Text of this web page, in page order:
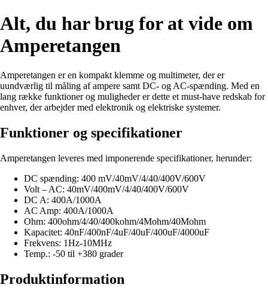
Alt, du har brug for at vide om
Amperetangen
Amperetangen er en kompakt klemme og multimeter, der er
uundværlig til måling af ampere samt DC- og AC-spænding. Med en
lang række funktioner og muligheder er dette et must-have redskab for
enhver, der arbejder med elektronik og elektriske systemer.
Funktioner og specifikationer
Amperetangen leveres med imponerende specifikationer, herunder:
DC spænding: 400 mV/40mV/4/40/400V/600V
Volt – AC: 40mV/400mV/4/40/400V/600V
DC A: 400A/1000A
AC Amp: 400A/1000A
Ohm: 400ohm/4/40/400kohm/4Mohm/40Mohm
Kapacitet: 40nF/400nF/4uF/40uF/400uF/4000uF
Frekvens: 1Hz-10MHz
Temp.: -50 til +380 grader
Produktinformation